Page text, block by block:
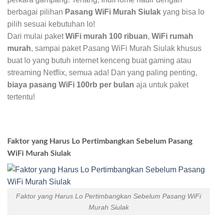
berbagai pilihan Pasang WiFi Murah Siulak yang bisa lo
pilih sesuai kebutuhan lo!
Dari mulai paketWiFi murah 100 ribuan, WiFi rumah
murah, sampai paket Pasang WiFi Murah Siulak khusus
buat lo yang butuh internet kenceng buat gaming atau
streaming Netflix, semua ada! Dan yang paling penting,
biaya pasang WiFi 100rb per bulan aja untuk paket
tertentu!
Faktor yang Harus Lo Pertimbangkan Sebelum Pasang
WiFi Murah Siulak
Faktor yang Harus Lo Pertimbangkan Sebelum Pasang WiFi
Murah Siulak